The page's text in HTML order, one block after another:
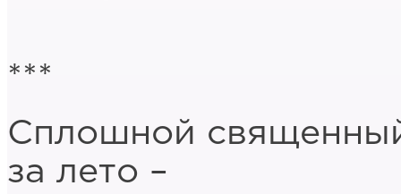
***
Сплошной
за лето –